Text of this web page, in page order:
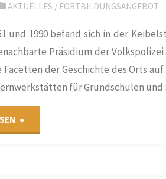
AKTUELLES / FORTBILDUNGSANGEBOT
und 1990 befand sich in der
Präsidium der
Facetten der Geschichte des Orts
für Grundschulen